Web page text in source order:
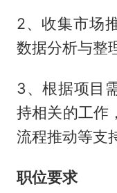
2、收集市场
数据分析与整
3、根据项目
持相关的工作
流程推动等支
职位要求